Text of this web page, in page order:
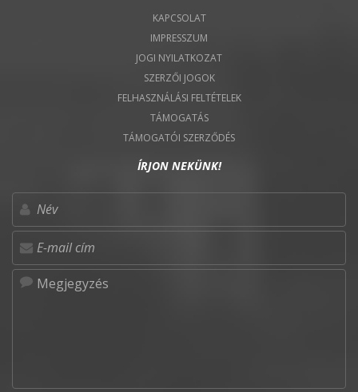
KAPCSOLAT
IMPRESSZUM
JOGI NYILATKOZAT
SZERZŐI JOGOK
FELHASZNÁLÁSI FELTÉTELEK
TÁMOGATÁS
TÁMOGATÓI SZERZŐDÉS
ÍRJON NEKÜNK!